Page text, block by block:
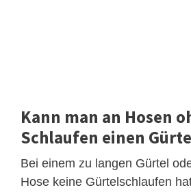
Kann man an Hosen
Schlaufen einen
Bei einem zu langen Gürtel
Hose keine Gürtelschlaufen